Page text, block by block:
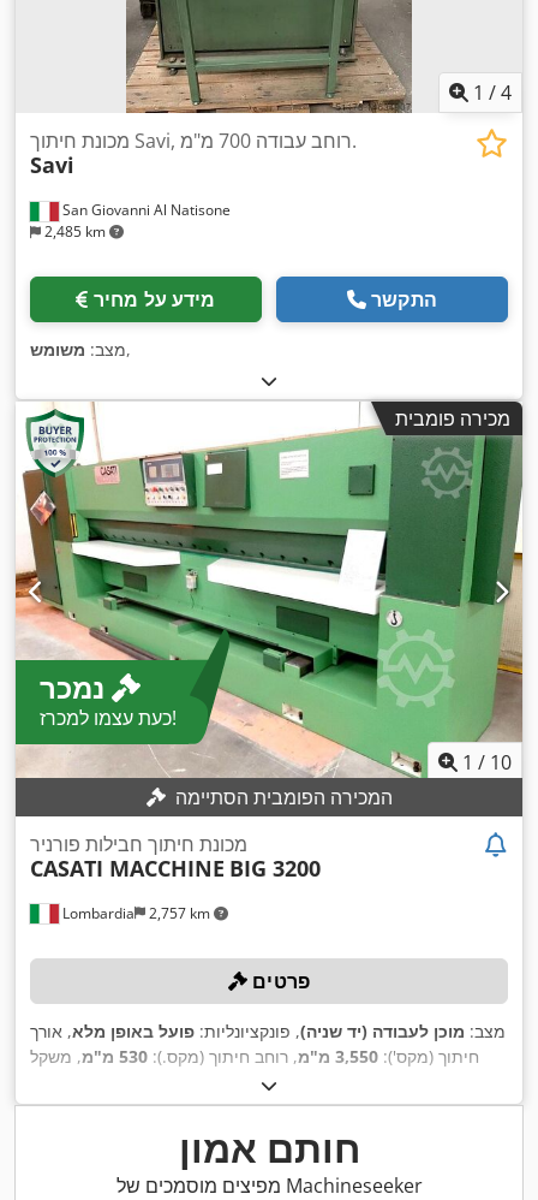
1 /4
San Giovanni Al Natisone
2,485 km
מכונת חיתוך Savi, רוחב עבודה 700 מ"מ.
Savi
מידע על מחיר התקשר
מצב: משומש ,
מכירה פומבית
כעת עצמו למכרז!
1 / 10
המכירה הפומבית הסתיימה
Lombardia 2,757 km
מכונת חיתוך חבילות פורניר
CASATI MACCHINE BIG 3200
פרטים
מצב: מוכן לעבודה (יד שניה), פונקציונליות: פועל באופן מלא, אורך
חיתוך (מקס'): 3,550 מ"מ , רוחב חיתוך (מקס.): 530 מ"מ
, משקל
כולל:9,000 ק"ג
חותם אמון
מפיצים מוסמכים של Machineseeker